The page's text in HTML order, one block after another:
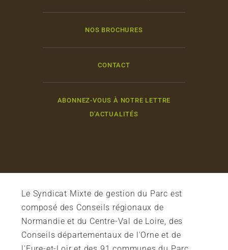
NOS BROCHURES
CONTACT
ABONNEZ-VOUS À NOTRE LETTRE
D'ACTUALITÉS
Le Syndicat Mixte de gestion du Parc est
composé des Conseils régionaux de
Normandie et du Centre-Val de Loire, des
Conseils départementaux de l'Orne et de